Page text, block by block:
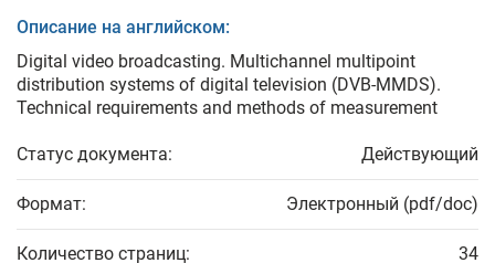
Описание на английском:
Digital video broadcasting. Multichannel multipoint
distribution systems of digital television (DVB-MMDS).
Technical requirements and methods of measurement
Статус документа: Действующий
Формат: Электронный (pdf/doc)
Количество страниц: 34